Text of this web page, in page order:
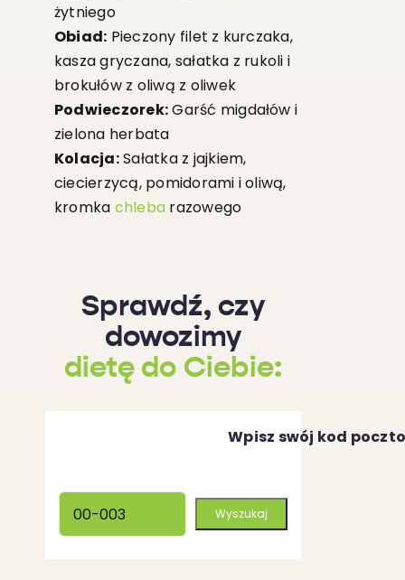
żytniego
Obiad: Pieczony filet z kurczaka,
kasza gryczana, sałatka z rukoli i
brokułów z oliwą z oliwek
Podwieczorek:Garść migdałów i
zielona herbata
Kolacja:Sałatka z jajkiem,
ciecierzycą, pomidorami i oliwą,
kromka chleba razowego
Sprawdź, czy
dowozimy
dietę do Ciebie:
Wpisz swój kod